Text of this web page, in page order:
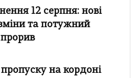
12 серпня: нові
та потужний
на кордоні